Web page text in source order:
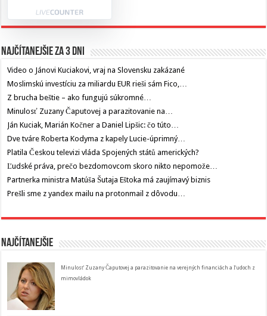
Najčítanejšie za 3 dni
Video o Jánovi Kuciakovi, vraj na Slovensku zakázané
Moslimskú investíciu za miliardu EUR rieši sám Fico,…
Z brucha beštie – ako fungujú súkromné…
Minulosť Zuzany Čaputovej a parazitovanie na…
Ján Kuciak, Marián Kočner a Daniel Lipšic: čo túto…
Dve tváre Roberta Kodyma z kapely Lucie-úprimný…
Platila Českou televizi vláda Spojených států amerických?
Ľudské práva, prečo bezdomovcom skoro nikto nepomože…
Partnerka ministra Matúša Šutaja Eštoka má zaujímavý biznis
Prešli sme z yandex mailu na protonmail z dôvodu…
Najčítanejšie
Minulosť Zuzany Čaputovej a parazitovanie na verejných financiách a ľudoch z
mimovládok